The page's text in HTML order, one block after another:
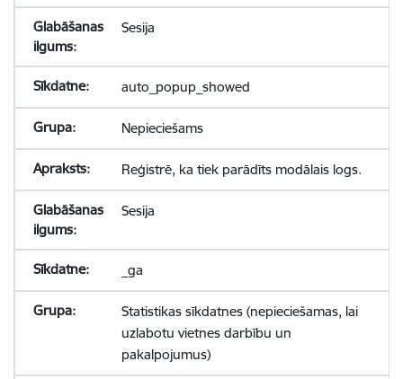
Sesija
auto_popup_showed
Nepieciešams
Reģistrē, ka tiek parādīts modālais logs.
Sesija
_ga
Statistikas sīkdatnes (nepieciešamas, lai
uzlabotu vietnes darbību un
pakalpojumus)